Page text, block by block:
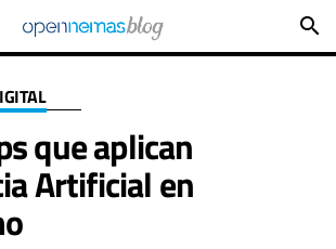
search
que aplican
Artificial en